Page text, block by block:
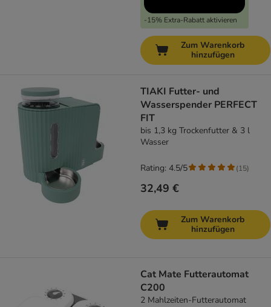
-15% Extra-Rabatt aktivieren
Zum Warenkorb
hinzufügen
TIAKI Futter- und
Wasserspender PERFECT
FIT
bis 1,3 kg Trockenfutter & 3 l
Wasser
32,49 €
Rating: 4.5/5 (15)
Zum Warenkorb
hinzufügen
Cat Mate Futterautomat
C200
2 Mahlzeiten-Futterautomat